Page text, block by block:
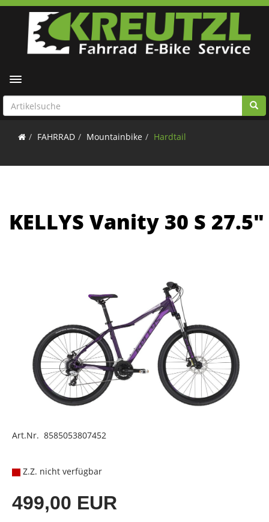
Toggle navigation
FAHRRAD Mountainbike Hardtail
KELLYS Vanity 30 S 27.5"
Art.Nr. 8585053807452
Z.Z. nicht verfügbar
499,00 EUR